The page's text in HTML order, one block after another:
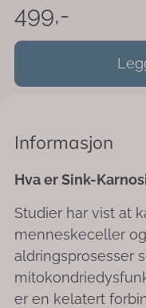
499,-
Informasjon
Hva er Sink-
Studier har vist at
menneskeceller
aldringsprosesser
er en kelatert